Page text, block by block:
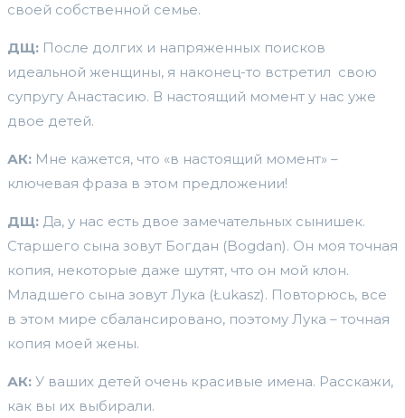
своей собственной семье.
ДЩ: После долгих и напряженных поисков
идеальной женщины, я наконец-то встретил свою
супругу Анастасию. В настоящий момент у нас уже
двое детей.
АК: Мне кажется, что «в настоящий момент» –
ключевая фраза в этом предложении!
ДЩ: Да, у нас есть двое замечательных сынишек.
Старшего сына зовут Богдан (Bogdan). Он моя точная
копия, некоторые даже шутят, что он мой клон.
Младшего сына зовут Лука (Łukasz). Повторюсь, все
в этом мире сбалансировано, поэтому Лука – точная
копия моей жены.
АК: У ваших детей очень красивые имена. Расскажи,
как вы их выбирали.